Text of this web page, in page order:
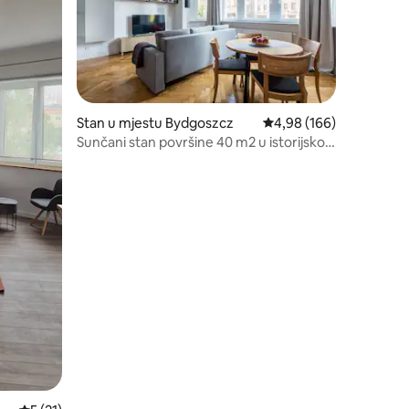
Stan u mjestu Bydgoszcz prosječna ocjena 4,98
4,98 (166)
Sunčani stan površine 40 m2 u istorijskoj